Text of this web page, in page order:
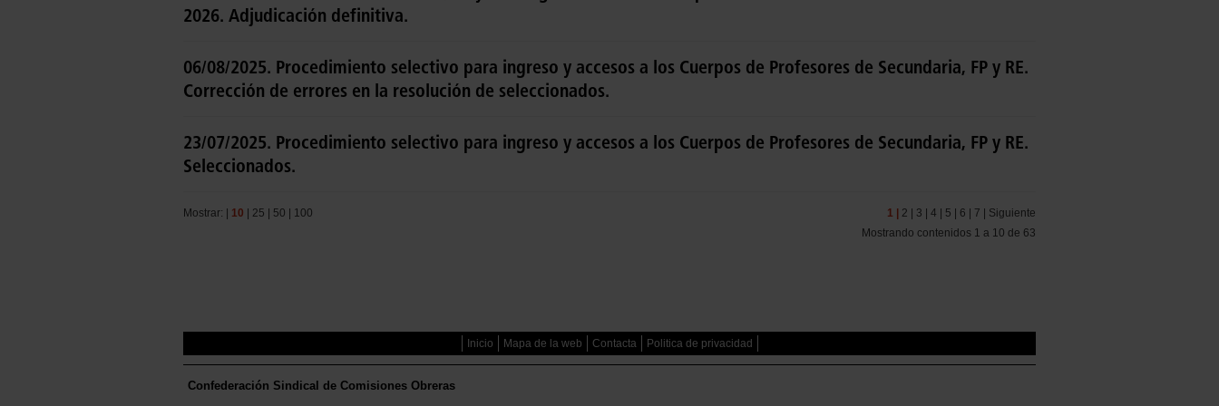
2026. Adjudicación definitiva.
06/08/2025. Procedimiento selectivo para ingreso y accesos a los Cuerpos de Profesores de Secundaria, FP y RE.
Corrección de errores en la resolución de seleccionados.
23/07/2025. Procedimiento selectivo para ingreso y accesos a los Cuerpos de Profesores de Secundaria, FP y RE.
Seleccionados.
Mostrar: | 10 | 25 | 50 | 100 1 | 2 | 3 | 4 | 5 | 6 | 7 | Siguiente
Mostrando contenidos 1 a 10 de 63
Inicio Mapa de la web Contacta Politica de privacidad
Confederación Sindical de Comisiones Obreras